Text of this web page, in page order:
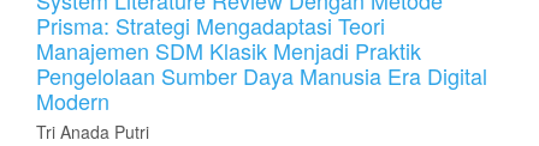
Prisma: Strategi Mengadaptasi Teori
Manajemen SDM Klasik Menjadi Praktik
Pengelolaan Sumber Daya Manusia Era Digital
Modern
Tri Anada Putri